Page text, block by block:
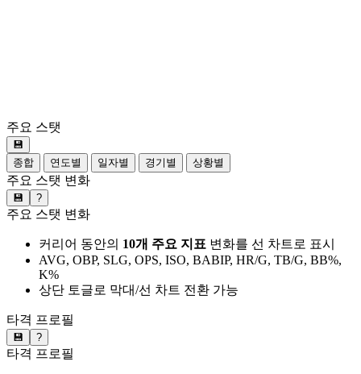
주요 스탯
💾
종합
연도별 일자별 경기별 상황별
주요 스탯 변화
💾 ?
주요 스탯 변화
커리어 동안의 10개 주요 지표 변화를 선 차트로 표시
AVG, OBP, SLG, OPS, ISO, BABIP, HR/G, TB/G, BB%,
K%
상단 토글로 막대/선 차트 전환 가능
타격 프로필
💾 ?
타격 프로필